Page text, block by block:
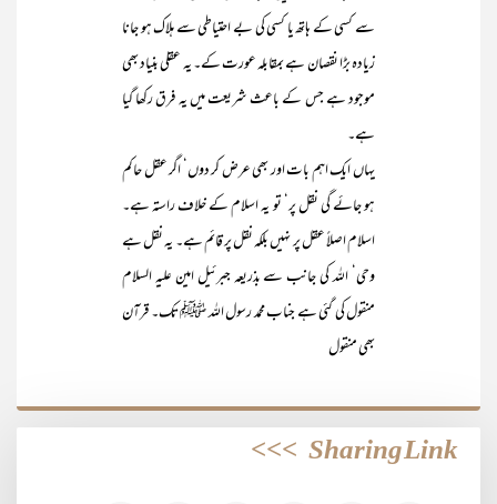
سے کسی کے ہاتھ یا کسی کی بے احتیاطی سے ہلاک ہو جانا
زیادہ بڑا نقصان ہے بمقابلہ عورت کے۔ یہ عقلی بنیاد بھی
موجود ہے جس کے باعث شریعت میں یہ فرق رکھا گیا
ہے۔
یہاں ایک اہم بات اور بھی عرض کر دوں‘ اگر عقل حاکم
ہو جائے گی نقل پر‘ تو یہ اسلام کے خلاف راستہ ہے۔
اسلام اصلاً عقل پر نہیں بلکہ نقل پر قائم ہے۔ یہ نقل ہے
وحی‘ اللہ کی جانب سے بذریعہ جبرئیل امین علیہ السلام
منقول کی گئی ہے جناب محمد رسول اللہ ﷺ تک۔ قرآن
بھی منقول
Sharing Link
>>>